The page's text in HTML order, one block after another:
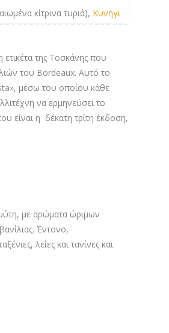
κίτρινα τυριά), Κυνήγι
ετικέτα της Τοσκάνης που
του Bordeaux. Αυτό το
μέσω του οποίου κάθε
να ερμηνεύσει το
είναι η δέκατη τρίτη έκδοση,
με αρώματα ώριμων
Έντονο,
λείες και τανίνες και